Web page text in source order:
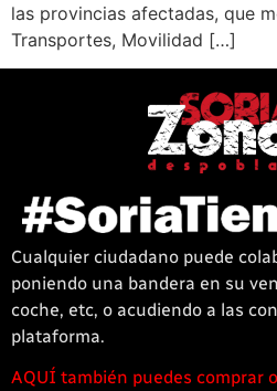
las provincias afectadas, que
Transportes, Movilidad […]
Cualquier ciudadano puede
poniendo una bandera en su
coche, etc, o acudiendo a las
plataforma.
1win
AQUÍ también puedes comprar